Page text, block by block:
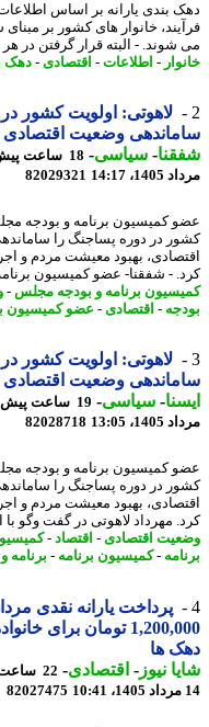
بندی یارانه بر اساس اطلاعات
- البته قرار گرفتن در هر دهک
-اطلاعات-اقتصادی-دهک بندی
لاهوتی: اولویت کشور در
وضعیت اقتصادی
-سیاسی-
14:17
82029321
کمیسیون برنامه و بودجه مجلس
در دوره پساجنگ را ساماندهی
بهبود معیشت مردم و
- شفقنا- عضو کمیسیون برنامه ...
برنامه و بودجه مجلس-
-اقتصادی-عضو کمیسیون
لاهوتی: اولویت کشور در
وضعیت اقتصادی
-سیاسی-
13:05
82028718
کمیسیون برنامه و بودجه مجلس
در دوره پساجنگ را ساماندهی
بهبود معیشت مردم و
مهرداد لاهوتی در گفت وگو با
اقتصادی-اقتصاد-کمیسیون
-کمیسیون برنامه -برنامه و
پرداخت یارانه نقدی مرداد
ها
نیوز-اقتصادی-
22 ساعت
82027475